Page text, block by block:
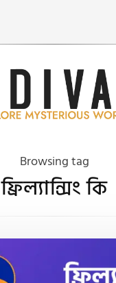
Browsing tag
ফ্রিল্যান্সিং কি